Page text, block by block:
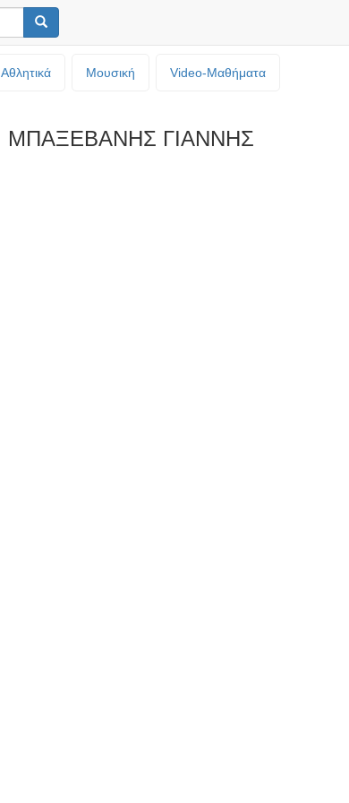
Αθλητικά Μουσική Video-Mαθήματα
ΜΠΑΞΕΒΑΝΗΣ ΓΙΑΝΝΗΣ